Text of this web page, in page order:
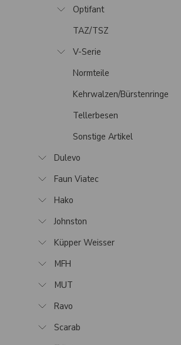
Optifant
TAZ/TSZ
V-Serie
Normteile
Kehrwalzen/Bürstenringe
Tellerbesen
Sonstige Artikel
Dulevo
Faun Viatec
Hako
Johnston
Küpper Weisser
MFH
MUT
Ravo
Scarab